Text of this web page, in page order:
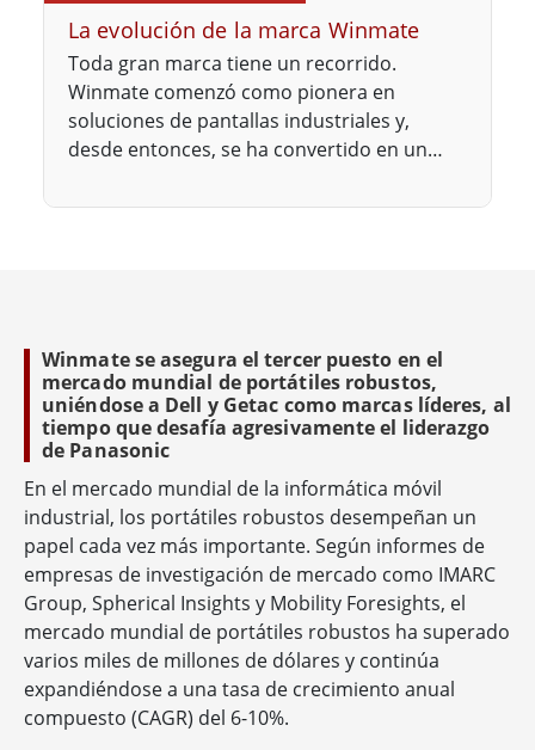
La evolución de la marca Winmate
Toda gran marca tiene un recorrido.
Winmate comenzó como pionera en
soluciones de pantallas industriales y,
desde entonces, se ha convertido en un
es la historia de una marca impulsada no
Winmate se asegura el tercer puesto en el
mercado mundial de portátiles robustos,
uniéndose a Dell y Getac como marcas líderes, al
tiempo que desafía agresivamente el liderazgo
de Panasonic
En el mercado mundial de la informática móvil
industrial, los portátiles robustos desempeñan un
papel cada vez más importante. Según informes de
empresas de investigación de mercado como IMARC
Group, Spherical Insights y Mobility Foresights, el
mercado mundial de portátiles robustos ha superado
varios miles de millones de dólares y continúa
expandiéndose a una tasa de crecimiento anual
compuesto (CAGR) del 6-10%.